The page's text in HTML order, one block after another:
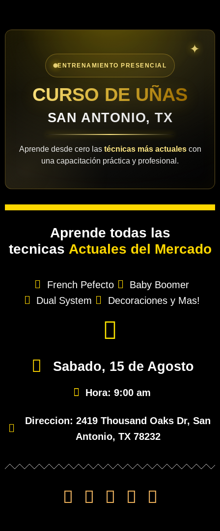
ENTRENAMIENTO PRESENCIAL
CURSO DE UÑAS
SAN ANTONIO, TX
Aprende desde cero las técnicas más actualescon
una capacitación práctica y profesional.
Aprende todas las
tecnicas Actuales del Mercado
French Pefecto
Baby Boomer
Dual System
Decoraciones y Mas!
Sabado, 15 de Agosto
Hora: 9:00 am
Direccion: 2419 Thousand Oaks Dr, San
Antonio, TX 78232